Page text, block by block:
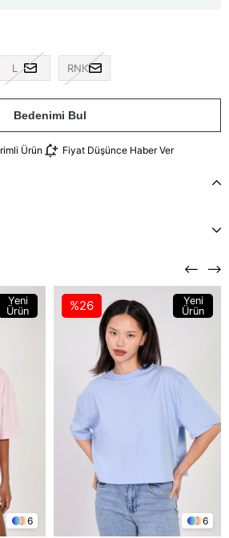
L RNK
Bedenimi Bul
Ürün Fiyat Düşünce Haber Ver
6
Yeni
Ürün
6
%26
Yeni
Ürün